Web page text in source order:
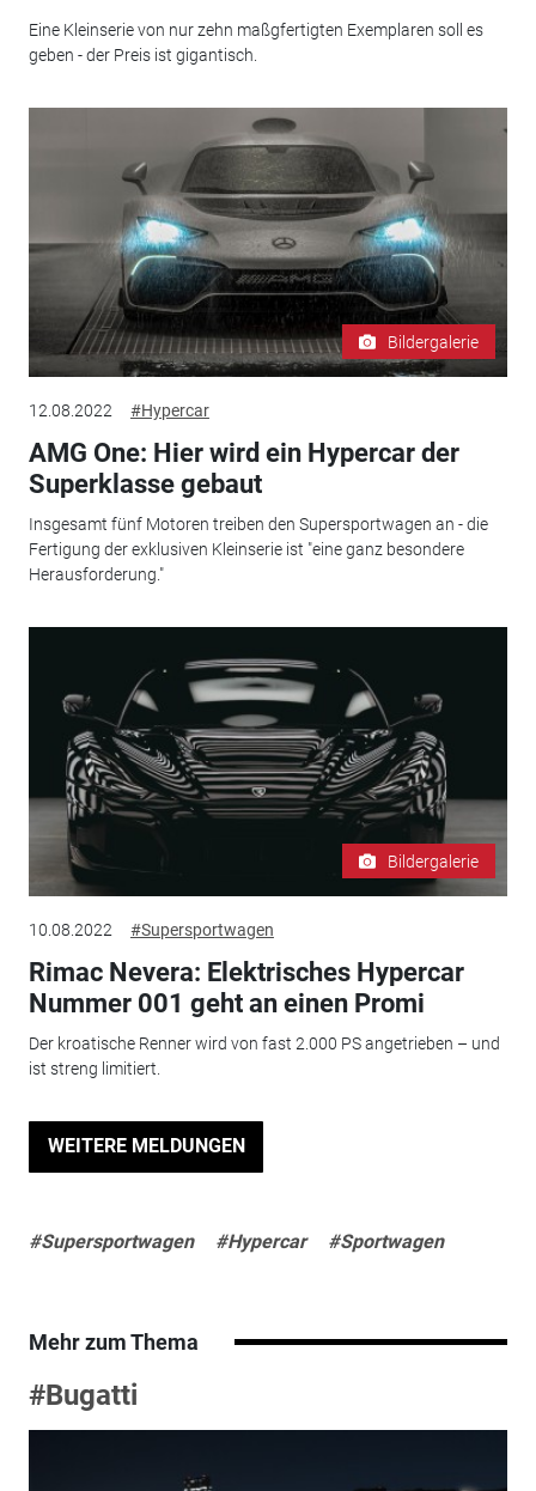
Eine Kleinserie von nur zehn maßgfertigten Exemplaren soll es
geben - der Preis ist gigantisch.
Bildergalerie
12.08.2022 #Hypercar
AMG One: Hier wird ein Hypercar der
Superklasse gebaut
Insgesamt fünf Motoren treiben den Supersportwagen an - die
Fertigung der exklusiven Kleinserie ist "eine ganz besondere
Herausforderung."
Bildergalerie
10.08.2022 #Supersportwagen
Rimac Nevera: Elektrisches Hypercar
Nummer 001 geht an einen Promi
Der kroatische Renner wird von fast 2.000 PS angetrieben – und
ist streng limitiert.
WEITERE MELDUNGEN
#Supersportwagen #Hypercar #Sportwagen
Mehr zum Thema
#Bugatti